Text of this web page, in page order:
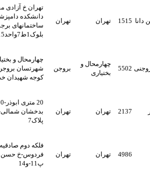
تهران تهران
تهران خ آزادی مقابل
دانشکده دامپزشکی
ساختمانهای برجساز
بختیاری
بروجن
چهارمحال و بختیاری
شهرتسان بروجن خ طالقانی
کوجه شهیدان خدبوی پ 4
تهران تهران
20 متری ابوذر-10متری
بدخشان شمالی-کوچه29-
تهران تهران
فلکه دوم صادقیه-بلوار
فردوس-خ حسن آباد-ک یکم-